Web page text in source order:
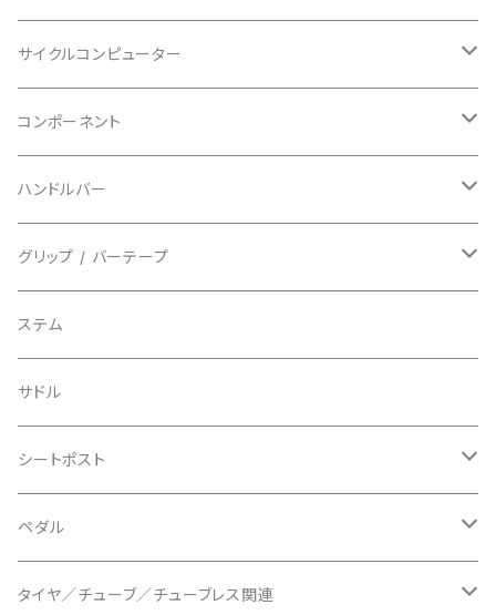
BBB/ビービービー
BELL/ベル
BIKEHAND/バイクハンド
BIO RACER/ビオレーサー
BIKEYOKE/バイクヨーク
BLACKBURN/ブラックバーン
BLB/ビーエルビー
BLUEGRASS/ブルーグラス
BONTRAGER/ボントレガー
グローブ
指切り
フルフィンガー
ソックス
シューズカバー
キャップ
その他
キッズ
グラベル
マウンテンバイク
フラットペダル用
ビンディングペダル用
インソール
サイクルコンピューター
ヘッドユニット
センサー
アクセサリー
コンポーネント
カセットスプロケット
シフターマウント
ステムスペーサー
ケーブル類
チェーンガイド／キャッチャー
チェーンリング
ディスクブレーキ
ハンドルバー
ドロップハンドル
フラット/ライザーバー
グリップ / バーテープ
グリップ
バーテープ
グリップカラー / バーエンドキャップ
ステム
サドル
シートポスト
ドロッパーポスト
シートクランプ
ペダル
ビンディングペダル
タイヤ／チューブ／チューブレス関連